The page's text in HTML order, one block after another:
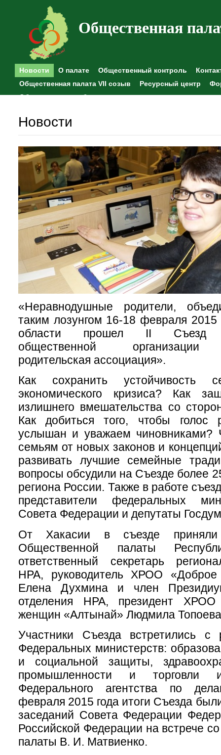
Общественная
Новости О палате Общественный контроль
Общественная палата VII созыв
Ресурсный центр
Общественные наблюдения
Новости
«Неравнодушные родители,
таким лозунгом 16-18 февраля 2015
области прошел II Съезд
общественной организации
родительская ассоциация».
Как сохранить устойчивость
экономического кризиса? Как
излишнего вмешательства со
Как добиться того, чтобы голос
услышан и уважаем чиновниками?
семьям от новых законов и
развивать лучшие семейные
вопросы обсудили на Съезде более
региона России. Также в работе
представители федеральных
Совета Федерации и депутаты
От Хакасии в съезде
Общественной палаты
ответственный секретарь
НРА, руководитель ХРОО «Доброе
Елена Духмина и член
отделения НРА, президент ХРОО
женщин «Алтынай» Людмила
Участники Съезда встретились с
Федеральных министерств:
и социальной защиты,
промышленности и торговли и
Федерального агентства по
февраля 2015 года итоги Съезда
заседаний Совета Федерации
Российской Федерации на встрече
палаты В. И. Матвиенко.